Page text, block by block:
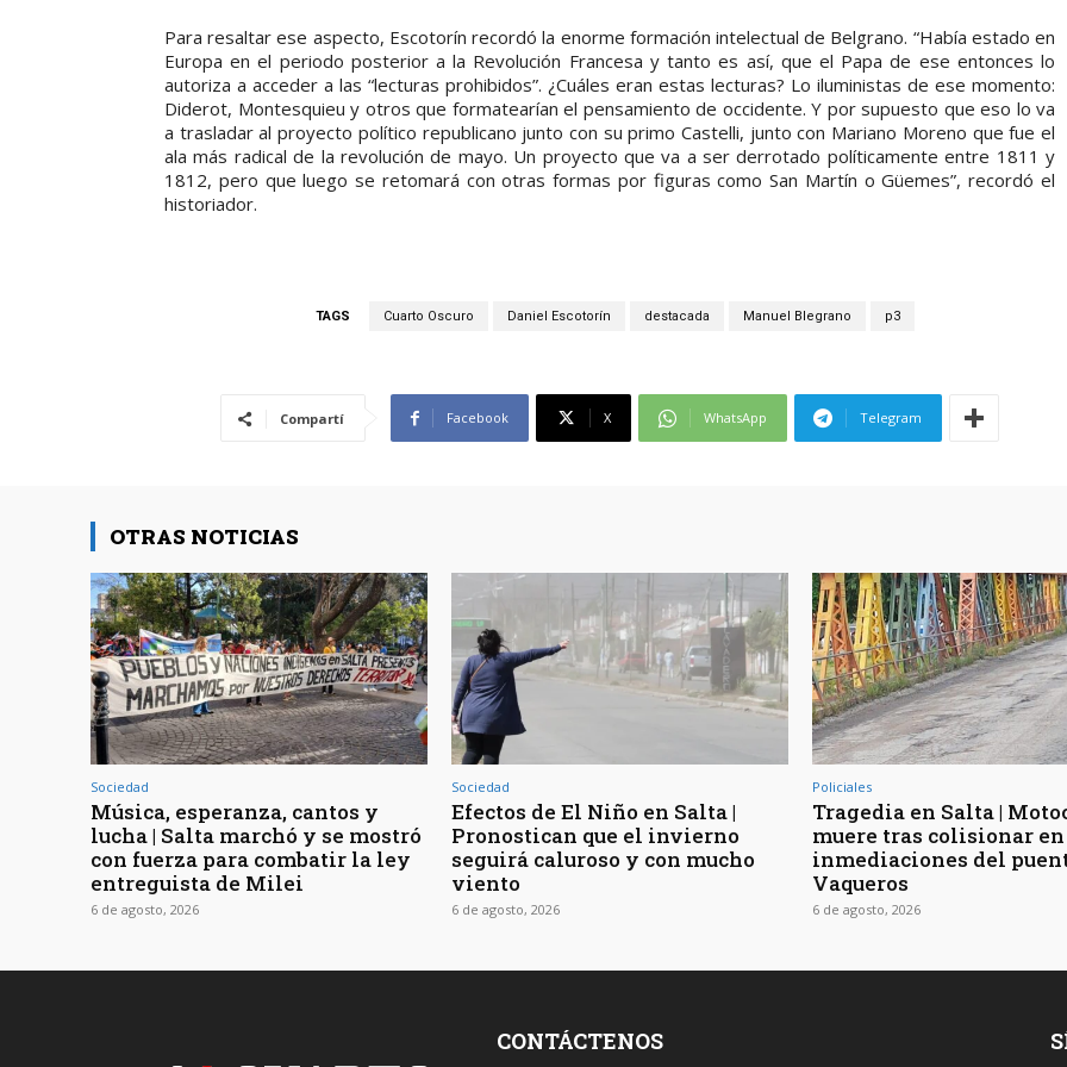
Para resaltar ese aspecto, Escotorín recordó la enorme formación intelectual de Belgrano. “Había estado en
Europa en el periodo posterior a la Revolución Francesa y tanto es así, que el Papa de ese entonces lo
autoriza a acceder a las “lecturas prohibidos”. ¿Cuáles eran estas lecturas? Lo iluministas de ese momento:
Diderot, Montesquieu y otros que formatearían el pensamiento de occidente. Y por supuesto que eso lo va
a trasladar al proyecto político republicano junto con su primo Castelli, junto con Mariano Moreno que fue el
ala más radical de la revolución de mayo. Un proyecto que va a ser derrotado políticamente entre 1811 y
1812, pero que luego se retomará con otras formas por figuras como San Martín o Güemes”, recordó el
historiador.
TAGS Cuarto Oscuro Daniel Escotorín destacada Manuel Blegrano p3
Compartí Facebook X WhatsApp Telegram
OTRAS NOTICIAS
Sociedad
Música, esperanza, cantos y
lucha | Salta marchó y se mostró
con fuerza para combatir la ley
entreguista de Milei
6 de agosto, 2026
Sociedad
Efectos de El Niño en Salta |
Pronostican que el invierno
seguirá caluroso y con mucho
viento
6 de agosto, 2026
Policiales
Tragedia en Salta |
muere tras colisionar en
inmediaciones del
Vaqueros
6 de agosto, 2026
CONTÁCTENOS